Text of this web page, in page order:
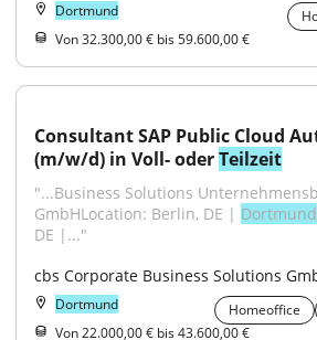
Dortmund
Von 32.300,00 € bis 59.600,00 €
Consultant SAP Public Cloud
(m/w/d) in Voll- oder Teilzeit
"...Business Solutions
GmbHLocation: Berlin, DE | Dortmund
DE |..."
cbs Corporate Business Solutions
Dortmund Homeoffice
Von 22.000,00 € bis 43.600,00 €